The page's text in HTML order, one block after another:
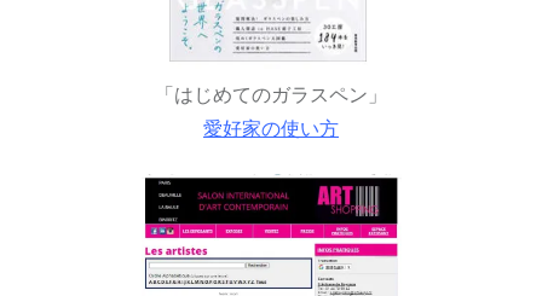
「はじめてのガラスペン」
愛好家の使い方